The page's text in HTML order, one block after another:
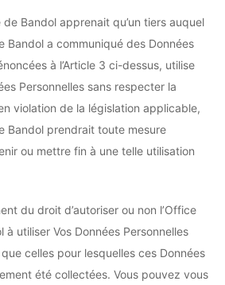
de Bandol apprenait qu’un tiers auquel
Bandol a communiqué des Données
à l’Article 3 ci-dessus, utilise
Personnelles sans respecter la
violation de la législation applicable,
Bandol prendrait toute mesure
ou mettre fin à une telle utilisation
du droit d’autoriser ou non l’Office
à utiliser Vos Données Personnelles
celles pour lesquelles ces Données
été collectées. Vous pouvez vous